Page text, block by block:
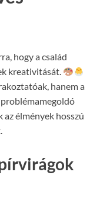
hogy a család
kreativitását.
hanem a
az élmények hosszú